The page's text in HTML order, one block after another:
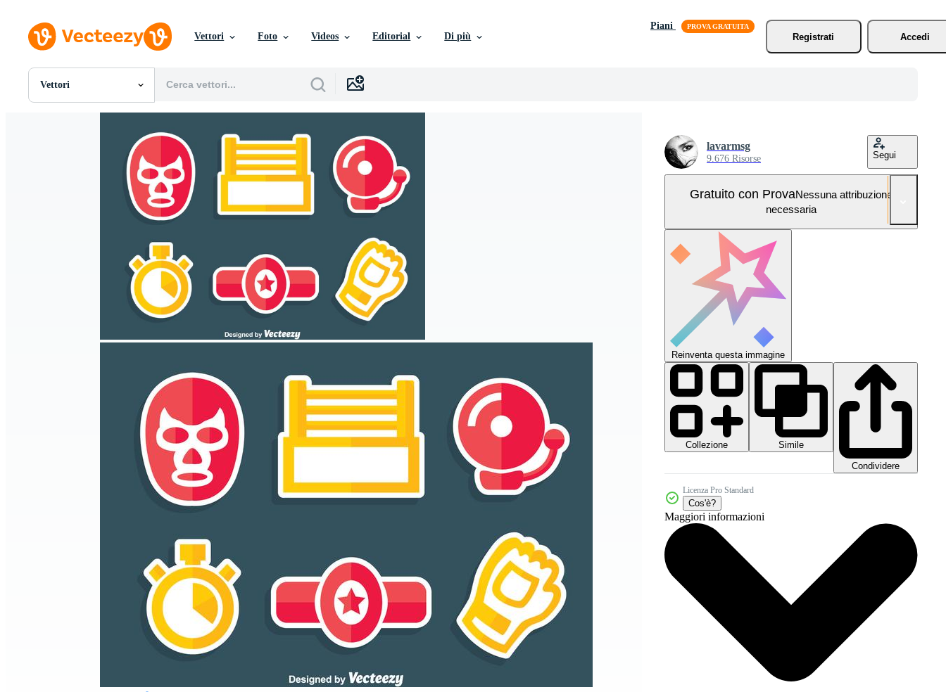
Vettori Foto Videos Editorial Di più
Piani
Registrati
Accedi
Vettori
Tutte Immagini
lavarmsg
9.676 Risorse Segui
Gratuito con ProvaNessuna attribuzione
necessaria
Reinventa questa immagine
Collezione
Simile
Condividere
Licenza Pro Standard
Cos'è?
Maggiori informazioni